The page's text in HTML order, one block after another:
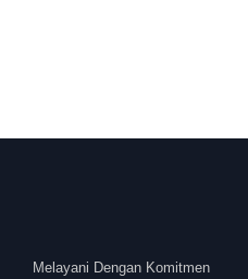
Melayani Dengan Komitmen